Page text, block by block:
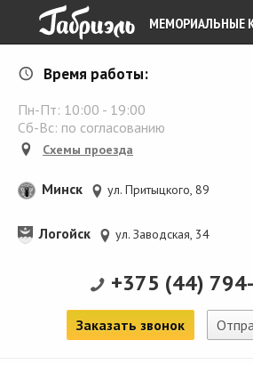
МЕМОРИАЛЬНЫЕ
Время работы:
Пн-Пт: 10:00 - 19:00
Сб-Вс: по согласованию
Схемы проезда
Минск ул. Притыцкого, 89
Логойск ул. Заводская, 34
+375 (44)
Заказать звонок